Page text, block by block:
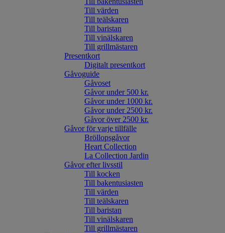
Till värden
Till teälskaren
Till baristan
Till vinälskaren
Till grillmästaren
Presentkort
Digitalt presentkort
Gåvoguide
Gåvoset
Gåvor under 500 kr.
Gåvor under 1000 kr.
Gåvor under 2500 kr.
Gåvor över 2500 kr.
Gåvor för varje tillfälle
Bröllopsgåvor
Heart Collection
La Collection Jardin
Gåvor efter livsstil
Till kocken
Till bakentusiasten
Till värden
Till teälskaren
Till baristan
Till vinälskaren
Till grillmästaren